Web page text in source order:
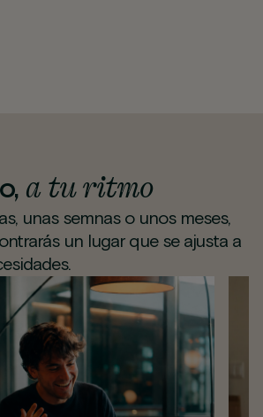
a tu ritmo
unas semnas o unos meses,
un lugar que se ajusta a